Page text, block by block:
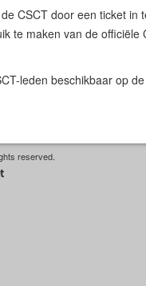
CSCT door een ticket in
te maken van de officiële
leden beschikbaar op
reserved.